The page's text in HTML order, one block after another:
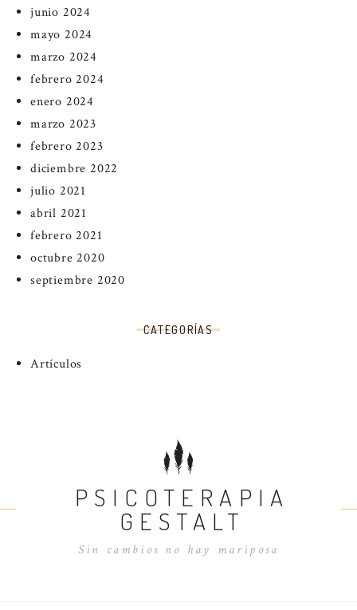
junio 2024
mayo 2024
marzo 2024
febrero 2024
enero 2024
marzo 2023
febrero 2023
diciembre 2022
julio 2021
abril 2021
febrero 2021
octubre 2020
septiembre 2020
CATEGORÍAS
Artículos
PSICOTERAPIA
GESTALT
Sin cambios no hay mariposa